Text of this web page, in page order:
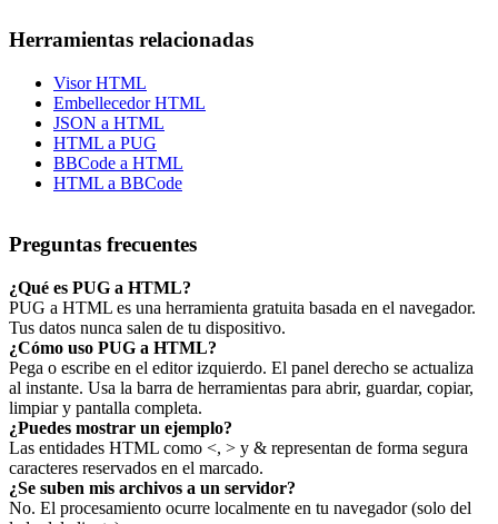
Herramientas relacionadas
Visor HTML
Embellecedor HTML
JSON a HTML
HTML a PUG
BBCode a HTML
HTML a BBCode
Preguntas frecuentes
¿Qué es PUG a HTML?
PUG a HTML es una herramienta gratuita basada en el navegador.
Tus datos nunca salen de tu dispositivo.
¿Cómo uso PUG a HTML?
Pega o escribe en el editor izquierdo. El panel derecho se actualiza
al instante. Usa la barra de herramientas para abrir, guardar, copiar,
limpiar y pantalla completa.
¿Puedes mostrar un ejemplo?
Las entidades HTML como <, > y & representan de forma segura
caracteres reservados en el marcado.
¿Se suben mis archivos a un servidor?
No. El procesamiento ocurre localmente en tu navegador (solo del